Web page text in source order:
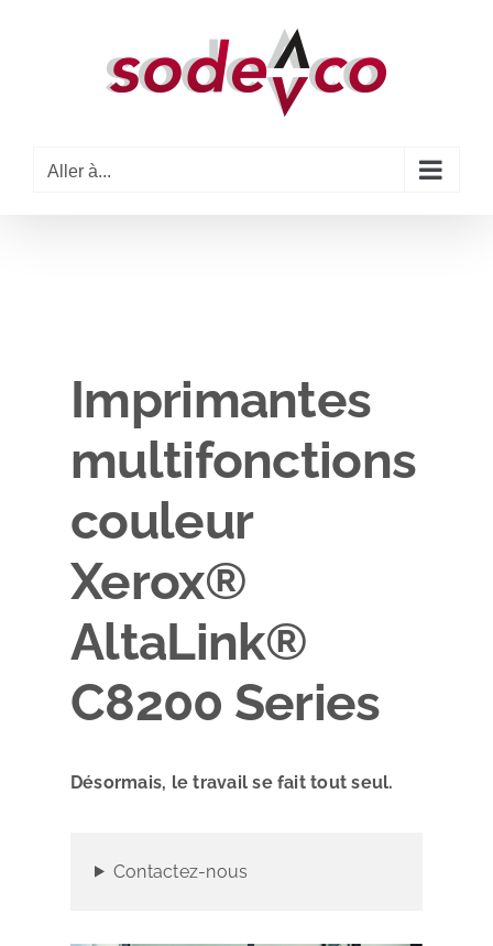
Aller à...
Imprimantes
multifonctions
couleur
Xerox®
AltaLink®
C8200 Series
Désormais, le travail se fait tout seul.
Contactez-nous